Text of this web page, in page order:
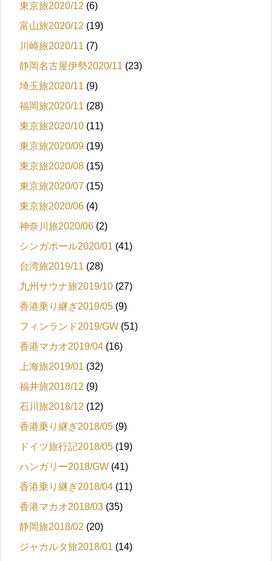
東京旅2020/12 (6)
富山旅2020/12 (19)
川崎旅2020/11 (7)
静岡名古屋伊勢2020/11 (23)
埼玉旅2020/11 (9)
福岡旅2020/11 (28)
東京旅2020/10 (11)
東京旅2020/09 (19)
東京旅2020/08 (15)
東京旅2020/07 (15)
東京旅2020/06 (4)
神奈川旅2020/06 (2)
シンガポール2020/01 (41)
台湾旅2019/11 (28)
九州サウナ旅2019/10 (27)
香港乗り継ぎ2019/05 (9)
フィンランド2019/GW (51)
香港マカオ2019/04 (16)
上海旅2019/01 (32)
福井旅2018/12 (9)
石川旅2018/12 (12)
香港乗り継ぎ2018/05 (9)
ドイツ旅行記2018/05 (19)
ハンガリー2018/GW (41)
香港乗り継ぎ2018/04 (11)
香港マカオ2018/03 (35)
静岡旅2018/02 (20)
ジャカルタ旅2018/01 (14)